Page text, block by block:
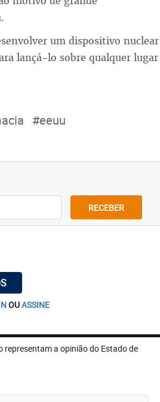
um dispositivo nuclear
lançá-lo sobre qualquer lugar
#eeuu
RECEBER
OUASSINE
representam a opinião do Estado de